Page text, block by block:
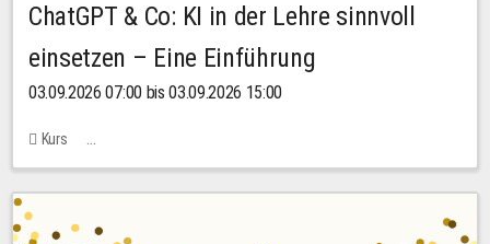
ChatGPT & Co: KI in der Lehre sinnvoll
einsetzen – Eine Einführung
03.09.2026 07:00 bis 03.09.2026 15:00
Kurs
Bachstraße 18k - SR 102 (Seminarraum Servicestelle LehreLernen)